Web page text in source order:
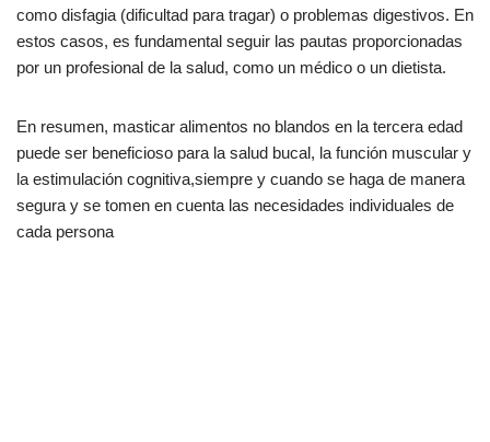
como disfagia (dificultad para tragar) o problemas digestivos. En
estos casos, es fundamental seguir las pautas proporcionadas
por un profesional de la salud, como un médico o un dietista.
En resumen, masticar alimentos no blandos en la tercera edad
puede ser beneficioso para la salud bucal, la función muscular y
la estimulación cognitiva,siempre y cuando se haga de manera
segura y se tomen en cuenta las necesidades individuales de
cada persona